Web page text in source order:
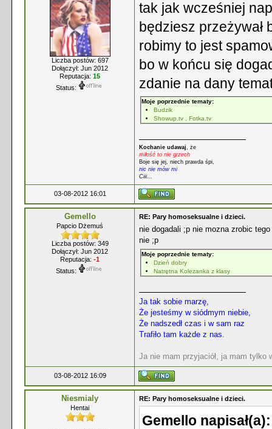
Liczba postów: 697
Dołączył: Jun 2012
Reputacja: 15
Status:
tak jak wcześniej
będziesz przeżywał
robimy to jest
bo w końcu się
zdanie na dany
Moje poprzednie tematy:
Budzik
Showup.tv , Fotka.tv
Kochanie udawaj, że
miłość to nie grzech
Boje się jej, niech prawda śpi,
nic nie mów mi
Ciii...
03-08-2012 16:01
Gemello
Papcio Dżemuś
Liczba postów: 349
Dołączył: Jun 2012
Reputacja: -1
Status:
RE: Pary homoseksualne i dzieci.
nie dogadali ;p nie mozna zrobic
nie ;p
Moje poprzednie tematy:
Dzień dobry
Natrętna Kolezanka z klasy
Ja tak sobie marzę,
Że jesteśmy w siódmym niebie,
Że nadszedł czas i w sam raz
Trafiło tam każde z nas.
Ja nie mam przyjaciół, ja mam tylko
03-08-2012 16:09
Niesmialy
Hentai
RE: Pary homoseksualne i dzieci.
Gemello